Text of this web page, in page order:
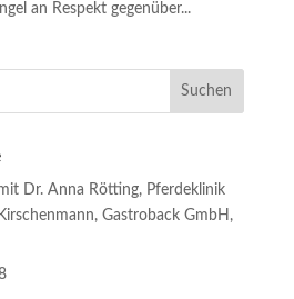
an Respekt gegenüber...
Dr. Anna Rötting, Pferdeklinik
Gastroback GmbH,